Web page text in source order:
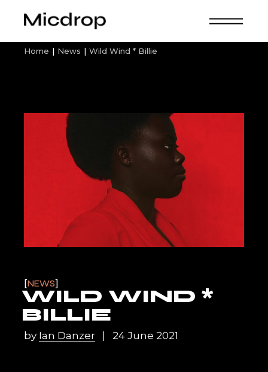
Home News Wild Wind * Billie
NEWS
WILD WIND *
BILLIE
by Ian Danzer 24 June 2021